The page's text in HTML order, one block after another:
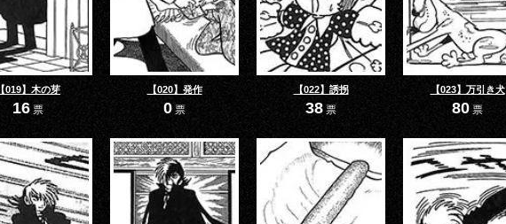
【019】木の芽
16 票
【020】発作
0 票
【022】誘拐
38 票
【023】万引き犬
80 票